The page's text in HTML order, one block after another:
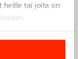
heille tai joita on
45mm,
– Musta